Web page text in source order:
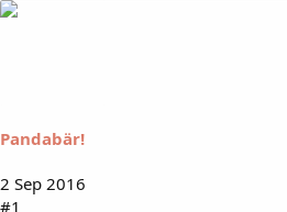
r
e
Pandabär!
2 Sep 2016
#1